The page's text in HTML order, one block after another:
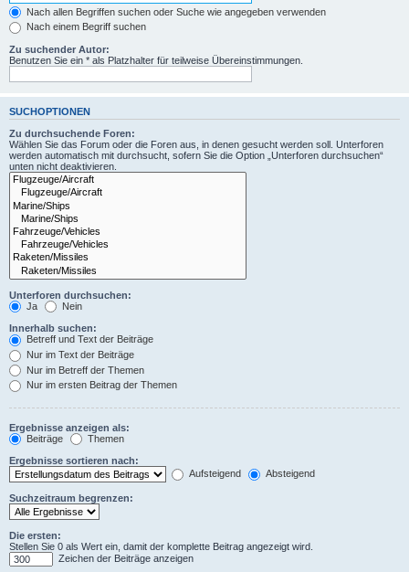
Nach allen Begriffen suchen oder Suche wie angegeben verwenden
Nach einem Begriff suchen
Zu suchender Autor:
Benutzen Sie ein * als Platzhalter für teilweise Übereinstimmungen.
SUCHOPTIONEN
Zu durchsuchende Foren:
Wählen Sie das Forum oder die Foren aus, in denen gesucht werden soll. Unterforen
werden automatisch mit durchsucht, sofern Sie die Option „Unterforen durchsuchen“
unten nicht deaktivieren.
Unterforen durchsuchen:
Ja
Nein
Innerhalb suchen:
Betreff und Text der Beiträge
Nur im Text der Beiträge
Nur im Betreff der Themen
Nur im ersten Beitrag der Themen
Ergebnisse anzeigen als:
Beiträge
Themen
Ergebnisse sortieren nach:
Aufsteigend
Absteigend
Suchzeitraum begrenzen:
Die ersten:
Stellen Sie 0 als Wert ein, damit der komplette Beitrag angezeigt wird.
Zeichen der Beiträge anzeigen